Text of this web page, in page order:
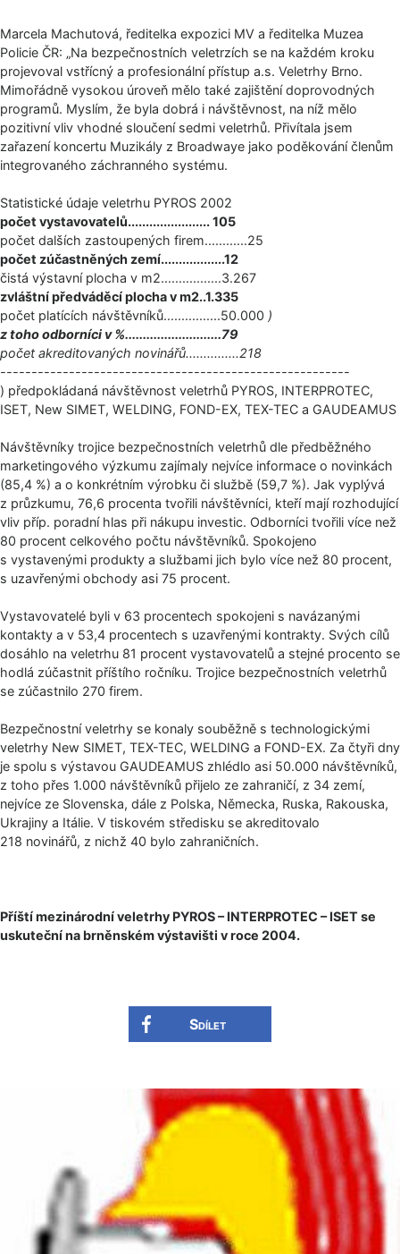
Marcela Machutová, ředitelka expozici MV a ředitelka Muzea
Policie ČR: „Na bezpečnostních veletrzích se na každém kroku
projevoval vstřícný a profesionální přístup a.s. Veletrhy Brno.
Mimořádně vysokou úroveň mělo také zajištění doprovodných
programů. Myslím, že byla dobrá i návštěvnost, na níž mělo
pozitivní vliv vhodné sloučení sedmi veletrhů. Přivítala jsem
zařazení koncertu Muzikály z Broadwaye jako poděkování členům
integrovaného záchranného systému.
Statistické údaje veletrhu PYROS 2002
počet vystavovatelů­.............­.......... 105
počet dalších zastoupených firem............25
počet zúčastněných zemí.........­.........12
čistá výstavní plocha v m2.........­........3.267
zvláštní předváděcí plocha v m2..1.335
počet platících návštěvníků..­.............­.50.000 )
z toho odborníci v %............­.............­..79
počet akreditovaných novinářů.....­..........218
--------------------------------------------------------
) předpokládaná návštěvnost veletrhů PYROS, INTERPROTEC,
ISET, New SIMET, WELDING, FOND-EX, TEX-TEC a GAUDEAMUS
Návštěvníky trojice bezpečnostních veletrhů dle předběžného
marketingového výzkumu zajímaly nejvíce informace o novinkách
(85,4 %) a o konkrétním výrobku či službě (59,7 %). Jak vyplývá
z průzkumu, 76,6 procenta tvořili návštěvníci, kteří mají rozhodující
vliv příp. poradní hlas při nákupu investic. Odborníci tvořili více než
80 procent celkového počtu návštěvníků. Spokojeno
s vystavenými produkty a službami jich bylo více než 80 procent,
s uzavřenými obchody asi 75 procent.
Vystavovatelé byli v 63 procentech spokojeni s navázanými
kontakty a v 53,4 procentech s uzavřenými kontrakty. Svých cílů
dosáhlo na veletrhu 81 procent vystavovatelů a stejné procento se
hodlá zúčastnit příštího ročníku. Trojice bezpečnostních veletrhů
se zúčastnilo 270 firem.
Bezpečnostní veletrhy se konaly souběžně s technologickými
veletrhy New SIMET, TEX-TEC, WELDING a FOND-EX. Za čtyři dny
je spolu s výstavou GAUDEAMUS zhlédlo asi 50.000 návštěvníků,
z toho přes 1.000 návštěvníků přijelo ze zahraničí, z 34 zemí,
nejvíce ze Slovenska, dále z Polska, Německa, Ruska, Rakouska,
Ukrajiny a Itálie. V tiskovém středisku se akreditovalo
218 novinářů, z nichž 40 bylo zahraničních.
Příští mezinárodní veletrhy PYROS – INTERPROTEC – ISET se
uskuteční na brněnském výstavišti v roce 2004.
Sdílet